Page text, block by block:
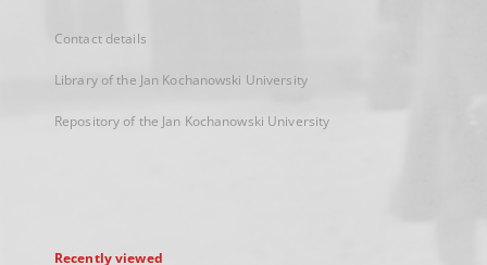
Contact details
Library of the Jan Kochanowski University
Repository of the Jan Kochanowski University
Recently viewed